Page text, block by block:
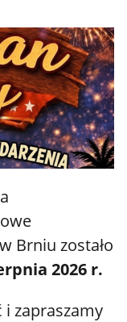
Brniu zostało
2026 r.
i zapraszamy